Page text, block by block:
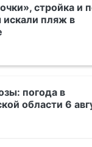
стройка и
искали пляж в
погода в
области 6